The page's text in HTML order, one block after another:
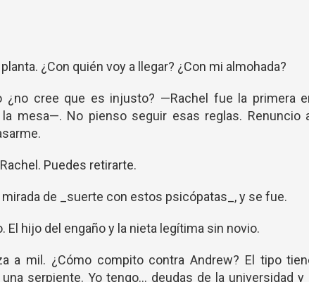
¿Con quién voy a llegar? ¿Con mi almohada?
¿no cree que es injusto? —Rachel fue la primera
mesa—. No pienso seguir esas reglas. Renuncio
Puedes retirarte.
de _suerte con estos psicópatas_, y se fue.
El hijo del engaño y la nieta legítima sin novio.
a mil. ¿Cómo compito contra Andrew? El tipo
serpiente. Yo tengo… deudas de la universidad y